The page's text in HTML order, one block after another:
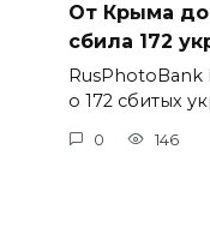
От Крыма
сбила 172
о 172 сбитых
0 146